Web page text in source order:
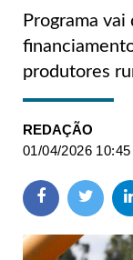
Programa
produtores
REDAÇÃO
01/04/2026 10:45